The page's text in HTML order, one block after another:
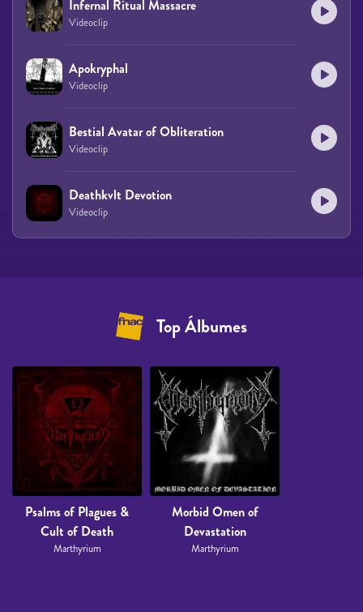
Infernal Ritual Massacre
Videoclip
Apokryphal
Videoclip
Bestial Avatar of Obliteration
Videoclip
Deathkvlt Devotion
Videoclip
Top Álbumes
Psalms of Plagues &
Cult of Death
Marthyrium
Morbid Omen of
Devastation
Marthyrium